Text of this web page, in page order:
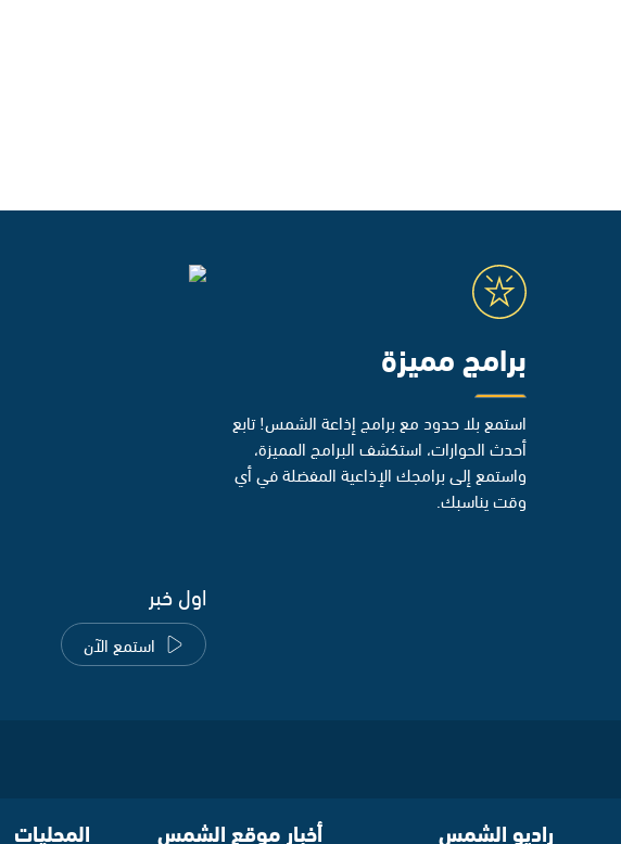
برامج مميزة
استمع بلا حدود مع برامج إذاعة الشمس! تابع
أحدث الحوارات، استكشف البرامج المميزة،
واستمع إلى برامجك الإذاعية المفضلة في أي
وقت يناسبك.
اول خبر
استمع الآن
راديو الشمس أخبار موقع الشمس المحليات